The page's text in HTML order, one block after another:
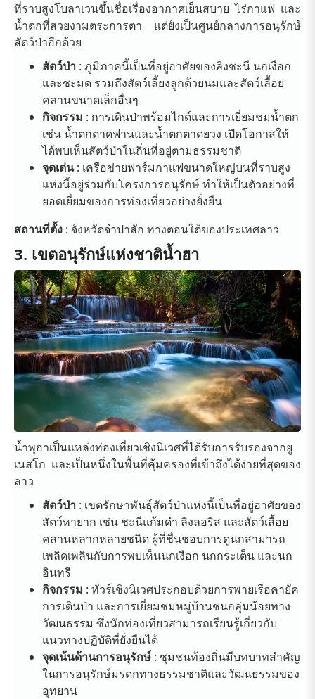
ที่ราบสูงโบลาเวนขึ้นชื่อเรื่องอากาศเย็นสบาย ไร่กาแฟ และ
น้ำตกที่สวยงามตระการตา แต่ยังเป็นศูนย์กลางการอนุรักษ์
สัตว์ป่าอีกด้วย
สัตว์ป่า : ภูมิภาคนี้เป็นที่อยู่อาศัยของลิงชะนี นกเงือก
และชะมด รวมถึงสัตว์เลี้ยงลูกด้วยนมและสัตว์เลื้อย
คลานขนาดเล็กอื่นๆ
กิจกรรม : การเดินป่าพร้อมไกด์และการเยี่ยมชมน้ำตก
เช่น น้ำตกตาดฟานและน้ำตกตาดยวง เปิดโอกาสให้
ได้พบเห็นสัตว์ป่าในถิ่นที่อยู่ตามธรรมชาติ
จุดเด่น: เครือข่ายฟาร์มกาแฟขนาดใหญ่บนที่ราบสูง
แห่งนี้อยู่ร่วมกับโครงการอนุรักษ์ ทำให้เป็นตัวอย่างที่
ยอดเยี่ยมของการท่องเที่ยวอย่างยั่งยืน
สถานที่ตั้ง : จังหวัดจำปาสัก ทางตอนใต้ของประเทศลาว
3. เขตอนุรักษ์แห่งชาติน้ำฮา
น้ำพุฮาเป็นแหล่งท่องเที่ยวเชิงนิเวศที่ได้รับการรับรองจากยู
เนสโก และเป็นหนึ่งในพื้นที่คุ้มครองที่เข้าถึงได้ง่ายที่สุดของ
ลาว
สัตว์ป่า : เขตรักษาพันธุ์สัตว์ป่าแห่งนี้เป็นที่อยู่อาศัยของ
สัตว์หายาก เช่น ชะนีแก้มดำ ลิงลอริส และสัตว์เลื้อย
คลานหลากหลายชนิด ผู้ที่ชื่นชอบการดูนกสามารถ
เพลิดเพลินกับการพบเห็นนกเงือก นกกระเต็น และนก
อินทรี
กิจกรรม : ทัวร์เชิงนิเวศประกอบด้วยการพายเรือคายัค
การเดินป่า และการเยี่ยมชมหมู่บ้านชนกลุ่มน้อยทาง
วัฒนธรรม ซึ่งนักท่องเที่ยวสามารถเรียนรู้เกี่ยวกับ
แนวทางปฏิบัติที่ยั่งยืนได้
จุดเน้นด้านการอนุรักษ์ : ชุมชนท้องถิ่นมีบทบาทสำคัญ
ในการอนุรักษ์มรดกทางธรรมชาติและวัฒนธรรมของ
อุทยาน